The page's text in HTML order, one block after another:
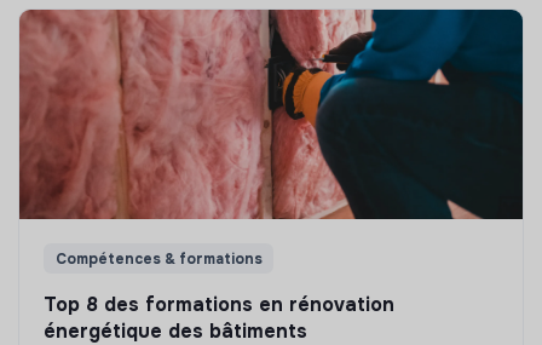
Compétences & formations
Top 8 des formations en rénovation
énergétique des bâtiments